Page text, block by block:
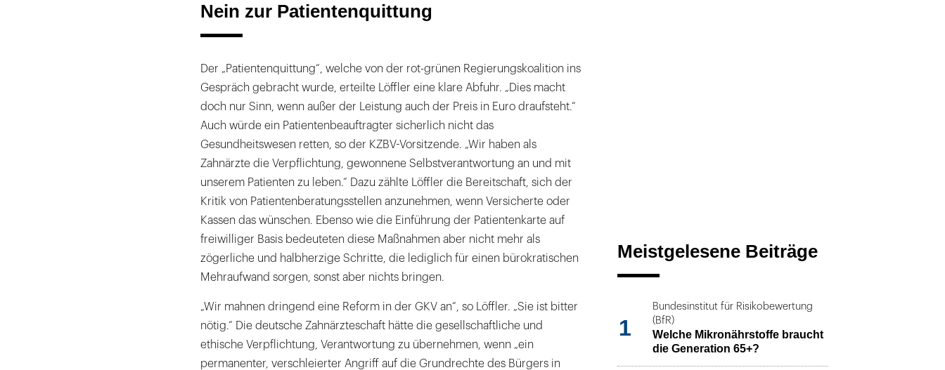
Nein zur Patientenquittung
Der „Patientenquittung“, welche von der rot-grünen Regierungskoalition ins
Gespräch gebracht wurde, erteilte Löffler eine klare Abfuhr. „Dies macht
doch nur Sinn, wenn außer der Leistung auch der Preis in Euro draufsteht.“
Auch würde ein Patientenbeauftragter sicherlich nicht das
Gesundheitswesen retten, so der KZBV-Vorsitzende. „Wir haben als
Zahnärzte die Verpflichtung, gewonnene Selbstverantwortung an und mit
unserem Patienten zu leben.“ Dazu zählte Löffler die Bereitschaft, sich der
Kritik von Patientenberatungsstellen anzunehmen, wenn Versicherte oder
Kassen das wünschen. Ebenso wie die Einführung der Patientenkarte auf
freiwilliger Basis bedeuteten diese Maßnahmen aber nicht mehr als
zögerliche und halbherzige Schritte, die lediglich für einen bürokratischen
Mehraufwand sorgen, sonst aber nichts bringen.
„Wir mahnen dringend eine Reform in der GKV an“, so Löffler. „Sie ist bitter
nötig.“ Die deutsche Zahnärzteschaft hätte die gesellschaftliche und
ethische Verpflichtung, Verantwortung zu übernehmen, wenn „ein
permanenter, verschleierter Angriff auf die Grundrechte des Bürgers in
Meistgelesene Beiträge
1
Bundesinstitut für Risikobewertung
(BfR)
Welche Mikronährstoffe braucht
die Generation 65+?